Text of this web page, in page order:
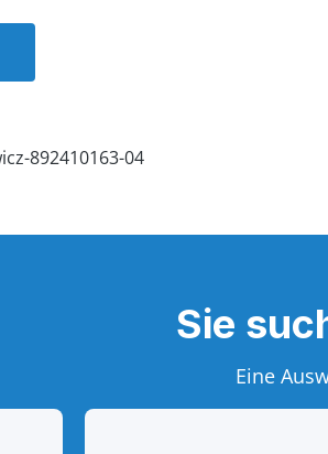
Sie
Eine